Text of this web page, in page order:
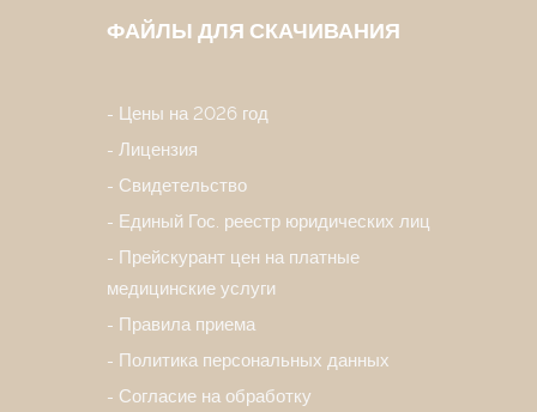
ФАЙЛЫ ДЛЯ СКАЧИВАНИЯ
Цены на 2026 год
Лицензия
Свидетельство
Единый Гос. реестр юридических лиц
Прейскурант цен на платные
медицинские услуги
Правила приема
Политика персональных данных
Согласие на обработку